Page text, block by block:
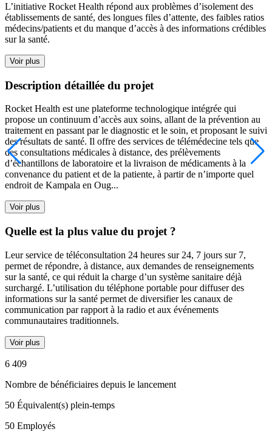
L’initiative Rocket Health répond aux problèmes d’isolement des
établissements de santé, des longues files d’attente, des faibles ratios
médecins/patients et du manque d’accès à des informations crédibles
sur la santé.
Voir plus
Description détaillée du projet
Rocket Health est une plateforme technologique intégrée qui
propose un continuum d’accès aux soins, allant de la prévention au
traitement en passant par le diagnostic et le soin, et proposant le suivi
des résultats de santé. Il offre des services de télémédecine tels que
des consultations médicales à distance, des prélèvements
d’échantillons de laboratoire et la livraison de médicaments à la
convenance du patient et de la patiente, à partir de n’importe quel
endroit de Kampala en Oug...
Voir plus
Quelle est la plus value du projet ?
Leur service de téléconsultation 24 heures sur 24, 7 jours sur 7,
permet de répondre, à distance, aux demandes de renseignements
sur la santé, ce qui réduit la charge d’un système sanitaire déjà
surchargé. L’utilisation du téléphone portable pour diffuser des
informations sur la santé permet de diversifier les canaux de
communication par rapport à la radio et aux événements
communautaires traditionnels.
Voir plus
6 409
Nombre de bénéficiaires depuis le lancement
50 Équivalent(s) plein-temps
50 Employés